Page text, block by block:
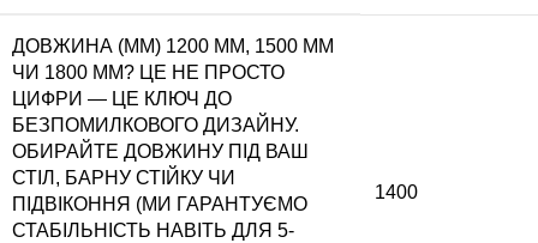
ДОВЖИНА (ММ) 1200 ММ, 1500 ММ
ЧИ 1800 ММ? ЦЕ НЕ ПРОСТО
ЦИФРИ — ЦЕ КЛЮЧ ДО
БЕЗПОМИЛКОВОГО ДИЗАЙНУ.
ОБИРАЙТЕ ДОВЖИНУ ПІД ВАШ
СТІЛ, БАРНУ СТІЙКУ ЧИ
ПІДВІКОННЯ (МИ ГАРАНТУЄМО
СТАБІЛЬНІСТЬ НАВІТЬ ДЛЯ 5-
1400